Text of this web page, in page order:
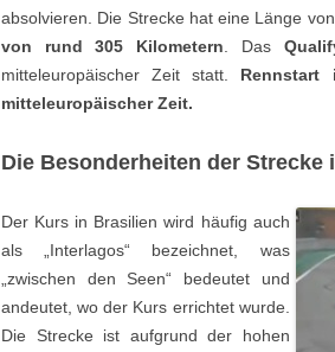
absolvieren. Die Strecke hat eine Länge
von rund 305 Kilometern . Das
mitteleuropäischer Zeit statt. Rennstart
mitteleuropäischer Zeit.
Die Besonderheiten der Strecke
Der Kurs in Brasilien wird häufig auch
als „Interlagos“ bezeichnet, was
„zwischen den Seen“ bedeutet und
andeutet, wo der Kurs errichtet wurde.
Die Strecke ist aufgrund der hohen